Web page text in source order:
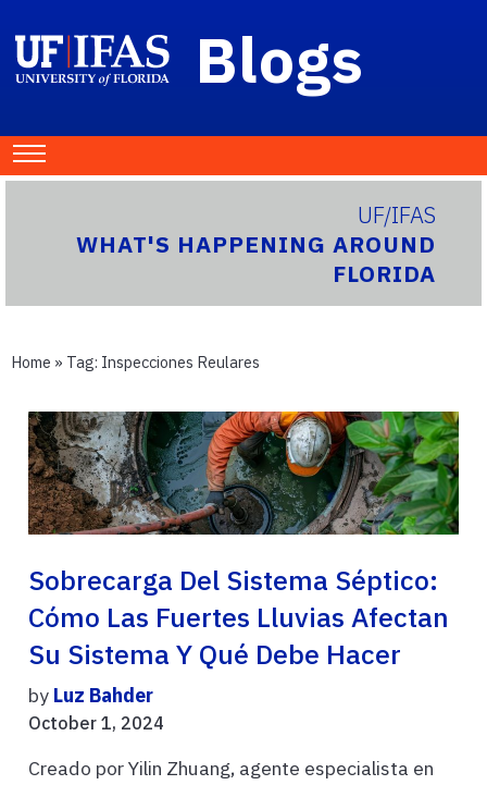
Blogs
UF/IFAS
WHAT'S HAPPENING AROUND
FLORIDA
Home » Tag: Inspecciones Reulares
Sobrecarga Del Sistema Séptico:
Cómo Las Fuertes Lluvias Afectan
Su Sistema Y Qué Debe Hacer
by Luz Bahder
October 1, 2024
Creado por Yilin Zhuang, agente especialista en